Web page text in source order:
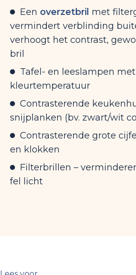
Een overzetbril met
vermindert verblinding
verhoogt het contrast,
bril
Tafel- en leeslampen
kleurtemperatuur
Contrasterende
snijplanken (bv. zwart/wit
Contrasterende grote
en klokken
Filterbrillen –
fel licht